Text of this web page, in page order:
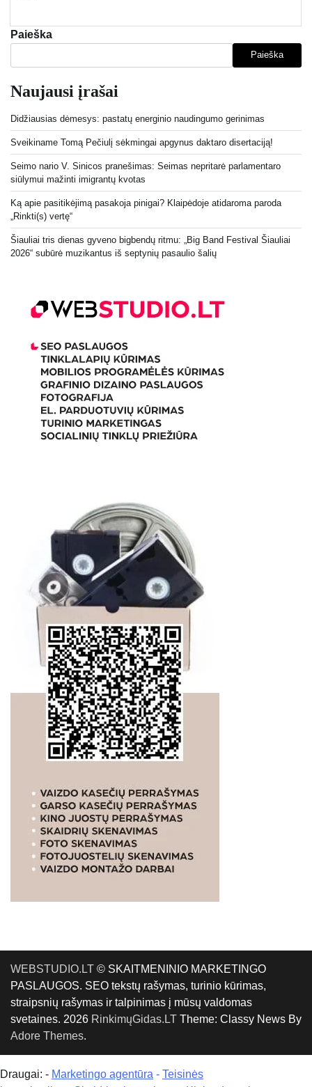
Paieška
Paieška
Naujausi įrašai
Didžiausias dėmesys: pastatų energinio naudingumo gerinimas
Sveikiname Tomą Pečiulį sėkmingai apgynus daktaro disertaciją!
Seimo nario V. Sinicos pranešimas: Seimas nepritarė parlamentaro
siūlymui mažinti imigrantų kvotas
Ką apie pasitikėjimą pasakoja pinigai? Klaipėdoje atidaroma paroda
„Rinkti(s) vertę“
Šiauliai tris dienas gyveno bigbendų ritmu: „Big Band Festival Šiauliai
2026“ subūrė muzikantus iš septynių pasaulio šalių
WEBSTUDIO.LT © SKAITMENINIO MARKETINGO
PASLAUGOS. SEO tekstų rašymas, turinio kūrimas,
straipsnių rašymas ir talpinimas į mūsų valdomas
svetaines. 2026 RinkimųGidas.LT Theme: Classy News By
Adore Themes.
Draugai: - Marketingo agentūra - Teisinės